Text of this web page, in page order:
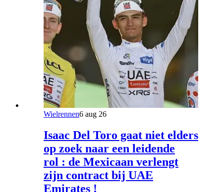
Wielrennen6 aug 26
Isaac Del Toro gaat niet elders
op zoek naar een leidende
rol : de Mexicaan verlengt
zijn contract bij UAE
Emirates !